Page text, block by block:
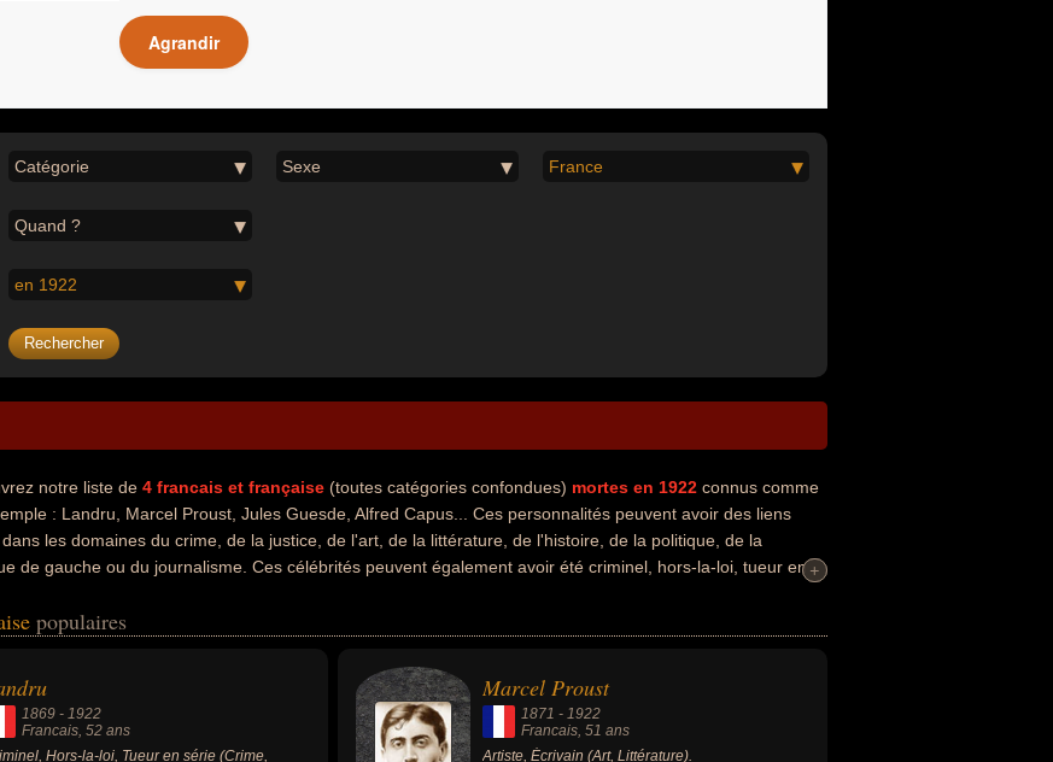
Agrandir
Catégorie Sexe France
Quand ?
en 1922
notre liste de 4 francais et française (toutes catégories confondues) mortes en 1922 connus comme
: Landru, Marcel Proust, Jules Guesde, Alfred Capus... Ces personnalités peuvent avoir des liens
les domaines du crime, de la justice, de l'art, de la littérature, de l'histoire, de la politique, de la
de gauche ou du journalisme. Ces célébrités peuvent également avoir été criminel, hors-la-loi, tueur en+
+
populaires
1869 - 1922
Francais, 52 ans
Hors-la-loi, Tueur en série (Crime,
Marcel Proust
1871 -1922
Francais, 51 ans
Artiste, Écrivain (Art, Littérature).